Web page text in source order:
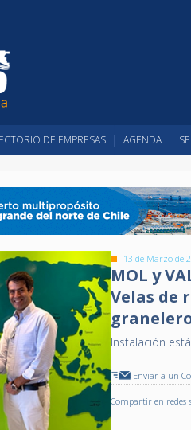
DE EMPRESAS AGENDA
13 de Marzo de
MOL y
Velas de
Instalación
Enviar a un
Compartir en redes